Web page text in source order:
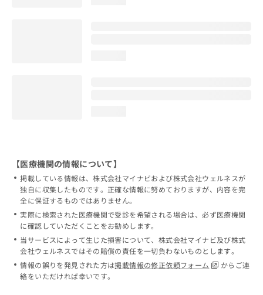
【医療機関の情報について】
掲載している情報は、株式会社マイナビおよび株式会社ウェルネスが
独自に収集したものです。正確な情報に努めておりますが、内容を完
全に保証するものではありません。
実際に検索された医療機関で受診を希望される場合は、必ず医療機関
に確認していただくことをお勧めします。
当サービスによって生じた損害について、株式会社マイナビ及び株式
会社ウェルネスではその賠償の責任を一切負わないものとします。
情報の誤りを発見された方は掲載情報の修正依頼フォーム
からご連
絡をいただければ幸いです。